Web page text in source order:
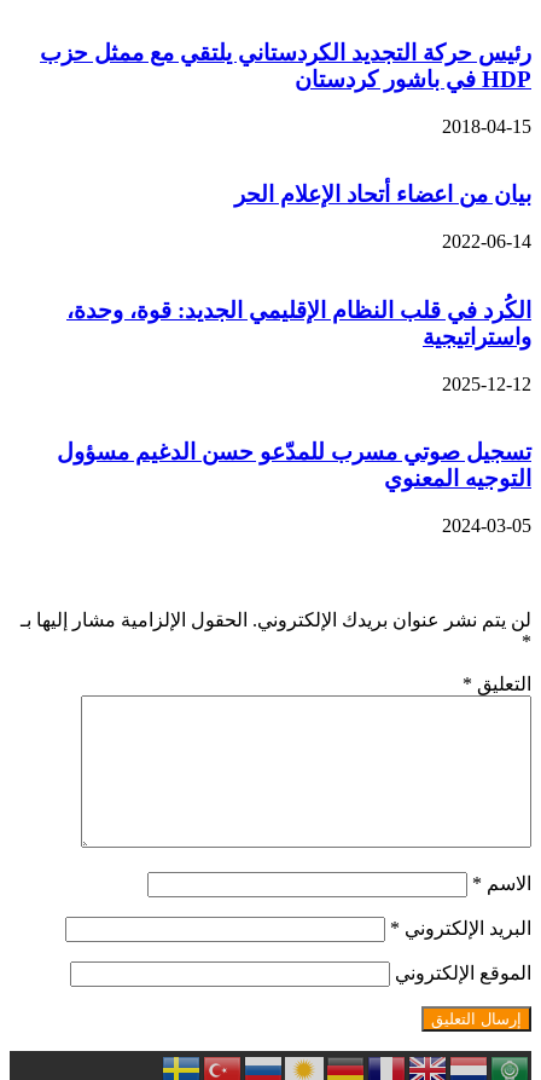
رئيس حركة التجديد الكردستاني يلتقي مع ممثل حزب
HDP في باشور كردستان
2018-04-15
بيان من اعضاء أتحاد الإعلام الحر
2022-06-14
الكُرد في قلب النظام الإقليمي الجديد: قوة، وحدة،
واستراتيجية
2025-12-12
تسجيل صوتي مسرب للمدّعو حسن الدغيم مسؤول
التوجيه المعنوي
2024-03-05
لن يتم نشر عنوان بريدك الإلكتروني. الحقول الإلزامية مشار إليها بـ
*
التعليق *
الاسم *
البريد الإلكتروني *
الموقع الإلكتروني